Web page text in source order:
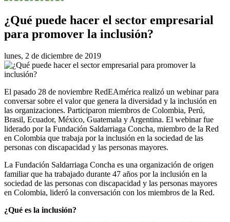
¿Qué puede hacer el sector empresarial
para promover la inclusión?
lunes, 2 de diciembre de 2019
El pasado 28 de noviembre RedEAmérica realizó un webinar para
conversar sobre el valor que genera la diversidad y la inclusión en
las organizaciones. Participaron miembros de Colombia, Perú,
Brasil, Ecuador, México, Guatemala y Argentina. El webinar fue
liderado por la Fundación Saldarriaga Concha, miembro de la Red
en Colombia que trabaja por la inclusión en la sociedad de las
personas con discapacidad y las personas mayores.
La Fundación Saldarriaga Concha es una organización de origen
familiar que ha trabajado durante 47 años por la inclusión en la
sociedad de las personas con discapacidad y las personas mayores
en Colombia, lideró la conversación con los miembros de la Red.
¿Qué es la inclusión?